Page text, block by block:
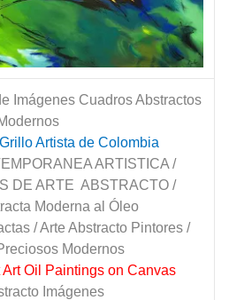
Imágenes Cuadros Abstractos
Artista de Colombia
ARTISTICA /
DE ARTE ABSTRACTO /
Moderna al Óleo
/ Arte Abstracto Pintores /
Modernos
Oil Paintings on Canvas
Imágenes